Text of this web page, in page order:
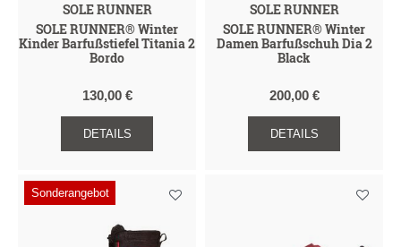
SOLE RUNNER
SOLE RUNNER® Winter
Kinder Barfußstiefel Titania 2
Bordo
130,00 €
DETAILS
SOLE RUNNER
SOLE RUNNER® Winter
Damen Barfußschuh Dia 2
Black
200,00 €
DETAILS
Sonderangebot